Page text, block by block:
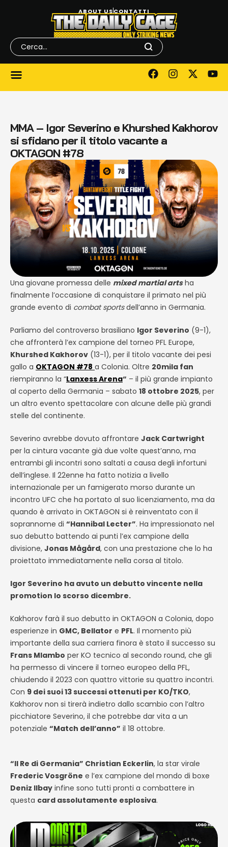
ABOUT USCONTATTI
MMA – Igor Severino e Khurshed Kakhorov
si sfidano per il titolo vacante a
OKTAGON #78
Una giovane promessa delle mixed martial artsha
finalmente l’occasione di conquistare il primato nel più
grande evento di combat sportsdell’anno in Germania.
Parliamo del controverso brasiliano Igor Severino (9-1),
che affronterà l’ex campione del torneo PFL Europe,
Khurshed Kakhorov (13-1), per il titolo vacante dei pesi
gallo a OKTAGON #78 a Colonia. Oltre 20mila fan
riempiranno la “Lanxess Arena“ – il più grande impianto
al coperto della Germania – sabato 18 ottobre 2025, per
un altro evento spettacolare con alcune delle più grandi
stelle del continente.
Severino avrebbe dovuto affrontare Jack Cartwright
per la cintura vacante già due volte quest’anno, ma
entrambi gli incontri sono saltati a causa degli infortuni
dell’inglese. Il 22enne ha fatto notizia a livello
internazionale per un famigerato morso durante un
incontro UFC che ha portato al suo licenziamento, ma da
quando è arrivato in OKTAGON si è reinventato con il
soprannome di “Hannibal Lecter”. Ha impressionato nel
suo debutto battendo ai punti l’ex campione della
divisione, Jonas Mågård, con una prestazione che lo ha
proiettato immediatamente nella corsa al titolo.
Igor Severino ha avuto un debutto vincente nella
promotion lo scorso dicembre.
Kakhorov farà il suo debutto in OKTAGON a Colonia, dopo
esperienze in GMC, Bellator e PFL. Il momento più
importante della sua carriera finora è stato il successo su
Frans Mlambo per KO tecnico al secondo round, che gli
ha permesso di vincere il torneo europeo della PFL,
chiudendo il 2023 con quattro vittorie su quattro incontri.
Con 9 dei suoi 13 successi ottenuti per KO/TKO,
Kakhorov non si tirerà indietro dallo scambio con l’altro
picchiatore Severino, il che potrebbe dar vita a un
potenziale “Match dell’anno” il 18 ottobre.
“Il Re di Germania” Christian Eckerlin, la star virale
Frederic Vosgröne e l’ex campione del mondo di boxe
Deniz Ilbay infine sono tutti pronti a combattere in
questa card assolutamente esplosiva.